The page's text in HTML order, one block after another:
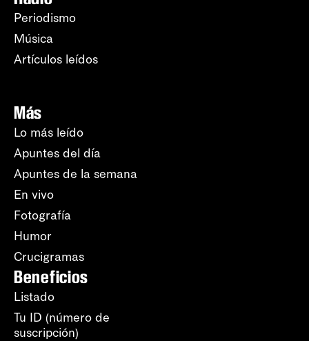
Periodismo
Música
Artículos leídos
Más
Lo más leído
Apuntes del día
Apuntes de la semana
En vivo
Fotografía
Humor
Crucigramas
Beneficios
Listado
Tu ID (número de
suscripción)